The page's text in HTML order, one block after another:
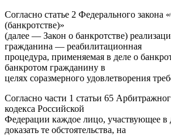
Согласно статье 2 Федерального закона
(банкротстве)»
(далее — Закон о банкротстве)
гражданина — реабилитационная
процедура, применяемая в деле о
банкротом гражданину в
целях соразмерного удовлетворения
Согласно части 1 статьи 65
кодекса Российской
Федерации каждое лицо, участвующее в
доказать те обстоятельства, на